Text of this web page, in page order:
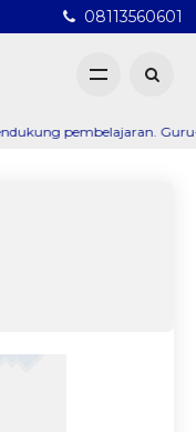
08113560601
pembelajaran. Guru-